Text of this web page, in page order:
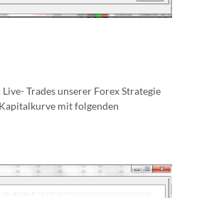
Trades unserer Forex Strategie
mit folgenden